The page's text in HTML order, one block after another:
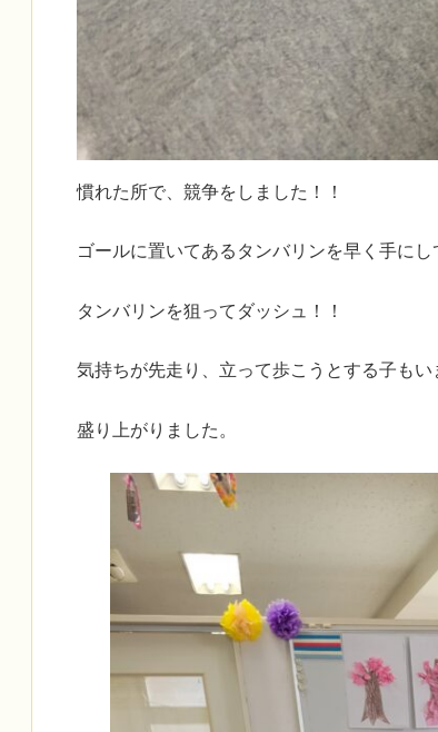
慣れた所で、競争をしました！！
ゴールに置いてあるタンバリンを早く手に
タンバリンを狙ってダッシュ！！
気持ちが先走り、立って歩こうとする子も
盛り上がりました。